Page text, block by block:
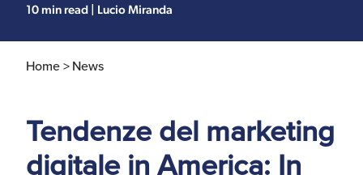
ExportUSA a Bruxelles
Servizi Expat Italiani
10 min read | Lucio Miranda
Home >News
Tendenze del marketing
digitale in America: In